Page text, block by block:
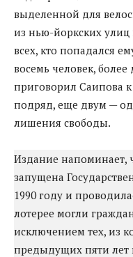
выделенной для
из нью-йоркских улиц
всех, кто попадался
восемь человек,
приговорил Саипова
подряд, еще двум —
лишения свободы.
Издание напоминает,
запущена
1990 году и
лотерее могли
исключением тех, из
предыдущих пяти